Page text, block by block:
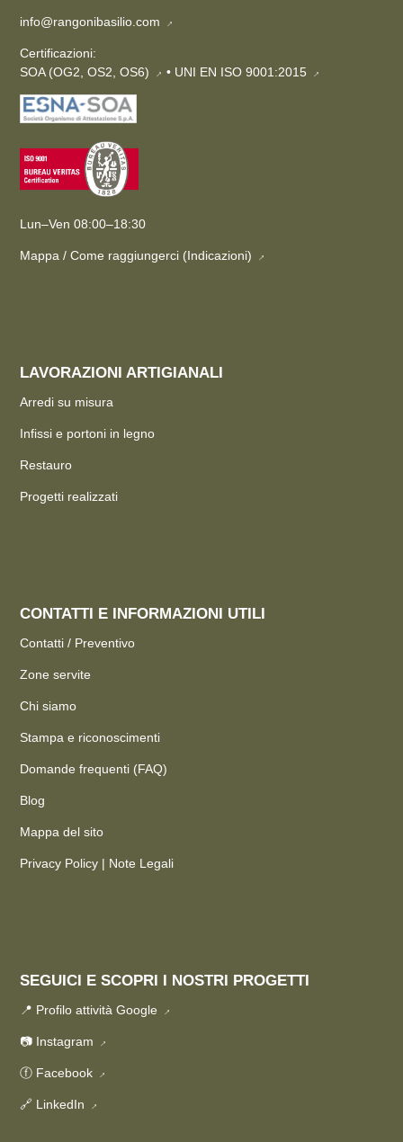
info@rangonibasilio.com →
Certificazioni:
SOA (OG2, OS2, OS6) → • UNI EN ISO 9001:2015 →
Lun–Ven 08:00–18:30
Mappa / Come raggiungerci (Indicazioni) →
LAVORAZIONI ARTIGIANALI
Arredi su misura
Infissi e portoni in legno
Restauro
Progetti realizzati
CONTATTI E INFORMAZIONI UTILI
Contatti / Preventivo
Zone servite
Chi siamo
Stampa e riconoscimenti
Domande frequenti (FAQ)
Blog
Mappa del sito
Privacy Policy | Note Legali
SEGUICI E SCOPRI I NOSTRI PROGETTI
📍 Profilo attività Google →
📷 Instagram →
ⓕ Facebook →
🔗 LinkedIn →